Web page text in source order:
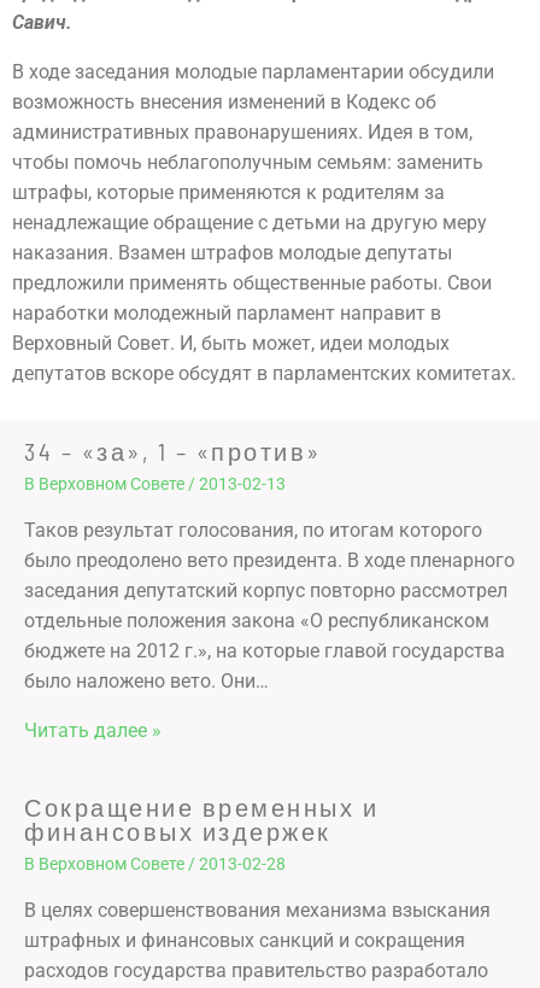
Савич.
В ходе заседания молодые парламентарии обсудили
возможность внесения изменений в Кодекс об
административных правонарушениях. Идея в том,
чтобы помочь неблагополучным семьям: заменить
штрафы, которые применяются к родителям за
ненадлежащие обращение с детьми на другую меру
наказания. Взамен штрафов молодые депутаты
предложили применять общественные работы. Свои
наработки молодежный парламент направит в
Верховный Совет. И, быть может, идеи молодых
депутатов вскоре обсудят в парламентских комитетах.
34 – «за», 1 – «против»
В Верховном Совете /2013-02-13
Таков результат голосования, по итогам которого
было преодолено вето президента. В ходе пленарного
заседания депутатский корпус повторно рассмотрел
отдельные положения закона «О республиканском
бюджете на 2012 г.», на которые главой государства
было наложено вето. Они…
Читать далее »
Сокращение временных и
финансовых издержек
В Верховном Совете /2013-02-28
В целях совершенствования механизма взыскания
штрафных и финансовых санкций и сокращения
расходов государства правительство разработало